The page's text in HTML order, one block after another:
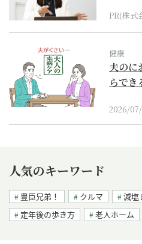
PR(株式
健康
夫の
らで
2026/
人気のキーワード
豊臣兄弟！ クルマ 減塩
定年後の歩き方
老人ホーム